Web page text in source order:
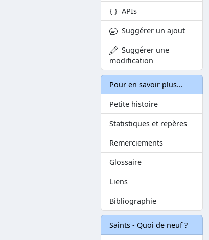
APIs
Suggérer un ajout
Suggérer une
modification
Pour en savoir plus...
Petite histoire
Statistiques et repères
Remerciements
Glossaire
Liens
Bibliographie
Saints - Quoi de neuf ?